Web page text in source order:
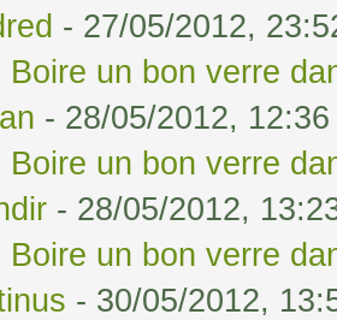
- 27/05/2012,
Boire un bon verre
- 28/05/2012, 12:36
Boire un bon verre
- 28/05/2012,
Boire un bon verre
- 30/05/2012,